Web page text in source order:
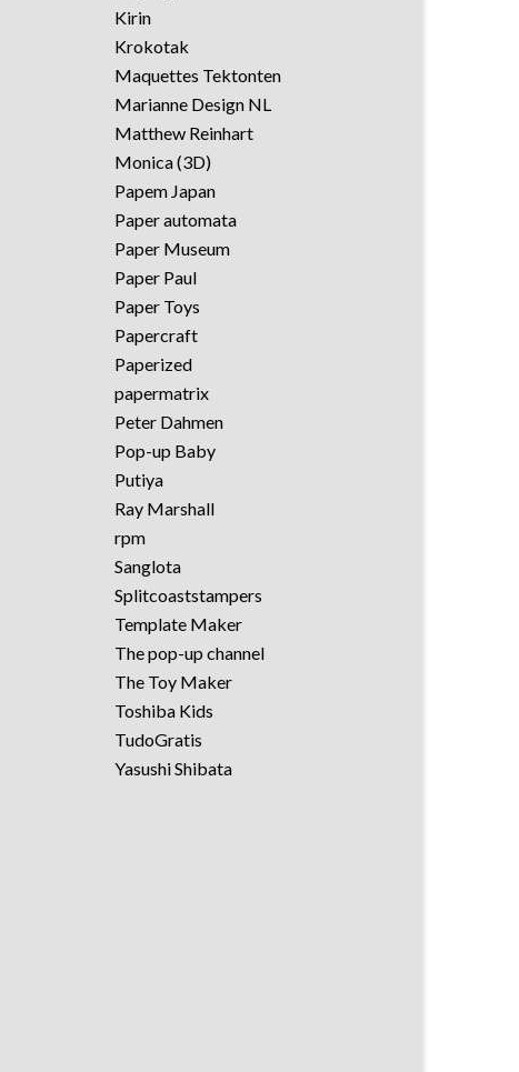
Kirin
Krokotak
Maquettes Tektonten
Marianne Design NL
Matthew Reinhart
Monica (3D)
Papem Japan
Paper automata
Paper Museum
Paper Paul
Paper Toys
Papercraft
Paperized
papermatrix
Peter Dahmen
Pop-up Baby
Putiya
Ray Marshall
rpm
Sanglota
Splitcoaststampers
Template Maker
The pop-up channel
The Toy Maker
Toshiba Kids
TudoGratis
Yasushi Shibata